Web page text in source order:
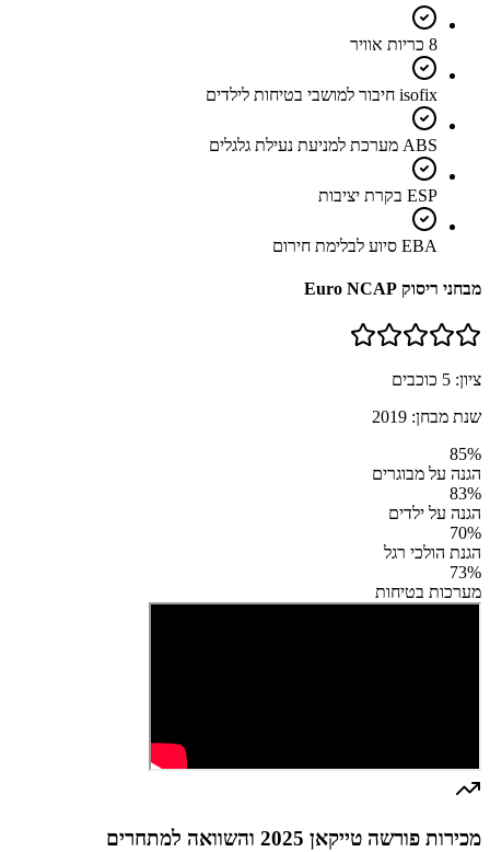
8 כריות אוויר
isofix חיבור למושבי בטיחות לילדים
ABS מערכת למניעת נעילת גלגלים
ESP בקרת יציבות
EBA סיוע לבלימת חירום
מבחני ריסוק Euro NCAP
ציון: 5 כוכבים
שנת מבחן: 2019
85%
הגנה על מבוגרים
83%
הגנה על ילדים
70%
הגנת הולכי רגל
73%
מערכות בטיחות
מכירות פורשה טייקאן 2025 והשוואה למתחרים